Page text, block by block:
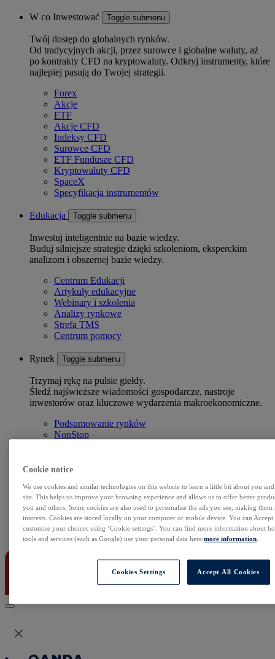
W co Inwestować Toggle submenu
Twój dostęp do globalnych rynków.
Od tradycyjnych akcji, przez surowce i globalne waluty, aż
po kontrakty CFD na kryptowaluty. Odkryj instrumenty, które
najlepiej pasują do Twojej strategii.
Forex
Akcje
ETF
Akcje CFD
Indeksy CFD
Surowce CFD
ETF Fundusze CFD
Kryptowaluty CFD
SpaceX
Specyfikacja instrumentów
Edukacja Toggle submenu
Inwestuj inteligentnie na bazie wiedzy.
Buduj silniejsze strategie dzięki szkoleniom, eksperckim
analizom i obszernej bazie wiedzy.
Centrum Edukacji
Artykuły edukacyjne
Webinary i szkolenia
Analizy rynkowe
Strefa TMS
Centrum pomocy
Rynek Toggle submenu
Trzymaj rękę na pulsie giełdy.
Śledź najświeższe wiadomości gospodarcze, nastroje
inwestorów oraz kluczowe wydarzenia makroekonomiczne.
Podsumowanie rynków
NonStop
Skaner akcji
Zdarzenia korporacyjne
Sentyment Klientów
Rolowania
Kontakt
Cookie notice
We use cookies and similar technologies on this website to learn a little bit about you
site. This helps us improve your browsing experience and allows us to offer better
you and others. Some cookies are also used to personalise the ads you see, making
interests. Cookies are stored locally on your computer or mobile device. You can
customise your choices using ‘Cookie settings’. You can find more information about
tools and services (such as Google) use your personal data here:more information
Cookies Settings Accept All Cookies